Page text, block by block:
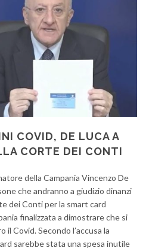
COVID, DE LUCA A
CORTE DEI CONTI
della Campania Vincenzo De
che andranno a giudizio dinanzi
dei Conti per la smart card
finalizzata a dimostrare che si
il Covid. Secondo l’accusa la
sarebbe stata una spesa inutile